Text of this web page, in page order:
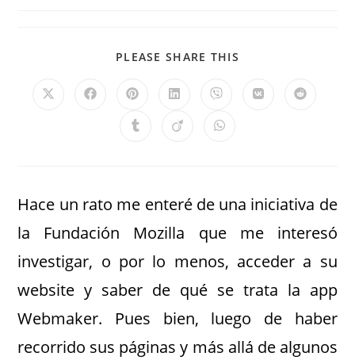
PLEASE SHARE THIS
Hace un rato me enteré de una iniciativa de
la Fundación Mozilla que me interesó
investigar, o por lo menos, acceder a su
website y saber de qué se trata la app
Webmaker. Pues bien, luego de haber
recorrido sus páginas y más allá de algunos